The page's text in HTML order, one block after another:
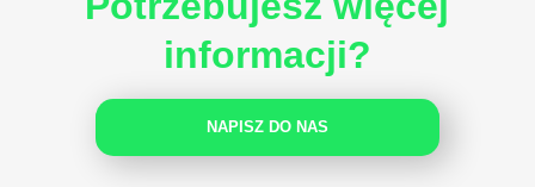
informacji?
NAPISZ DO NAS